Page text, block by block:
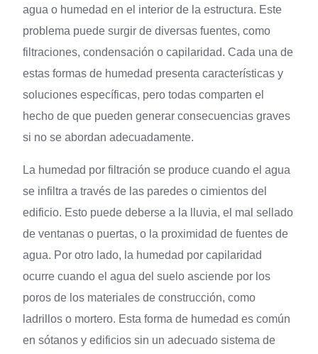
agua o humedad en el interior de la estructura. Este
problema puede surgir de diversas fuentes, como
filtraciones, condensación o capilaridad. Cada una de
estas formas de humedad presenta características y
soluciones específicas, pero todas comparten el
hecho de que pueden generar consecuencias graves
si no se abordan adecuadamente.
La humedad por filtración se produce cuando el agua
se infiltra a través de las paredes o cimientos del
edificio. Esto puede deberse a la lluvia, el mal sellado
de ventanas o puertas, o la proximidad de fuentes de
agua. Por otro lado, la humedad por capilaridad
ocurre cuando el agua del suelo asciende por los
poros de los materiales de construcción, como
ladrillos o mortero. Esta forma de humedad es común
en sótanos y edificios sin un adecuado sistema de